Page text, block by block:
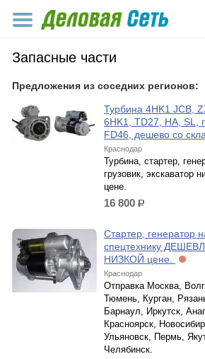
Запасные части
Предложения из соседних регионов:
Турбина 4HK1 JCB,
6HK1, TD27, HA, SL,
FD46, дешево со
Краснодар
Турбина, стартер,
грузовик, экскаватор
цене.
16 800 р.
Стартер, генератор
спецтехнику
НИЗКОЙ цене.
Краснодар
Отправка Москва,
Тюмень, Курган,
Барнаул, Иркутск,
Красноярск,
Ульяновск, Пермь,
Челябинск.